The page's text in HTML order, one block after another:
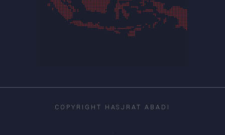
COPYRIGHT HASJRAT ABADI